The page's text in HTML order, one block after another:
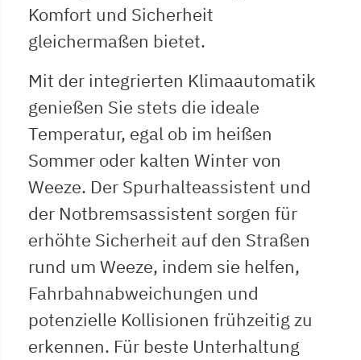
Komfort und Sicherheit
gleichermaßen bietet.
Mit der integrierten Klimaautomatik
genießen Sie stets die ideale
Temperatur, egal ob im heißen
Sommer oder kalten Winter von
Weeze. Der Spurhalteassistent und
der Notbremsassistent sorgen für
erhöhte Sicherheit auf den Straßen
rund um Weeze, indem sie helfen,
Fahrbahnabweichungen und
potenzielle Kollisionen frühzeitig zu
erkennen. Für beste Unterhaltung